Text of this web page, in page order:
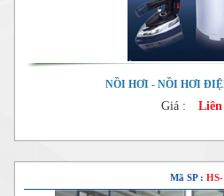
NỒI HƠI - NỒI HƠI
Giá : Liên
Mã SP : HS-